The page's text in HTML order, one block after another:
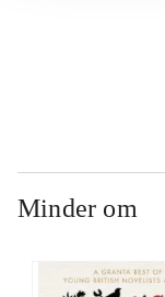
Minder om